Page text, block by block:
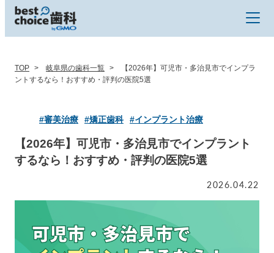
TOP 岐阜県の歯科一覧
【2026年】可児市・多治見市でインプラ
ントするなら！おすすめ・評判の医院5選
#審美治療 #矯正歯科 #インプラント治療
【2026年】可児市・多治見市でインプラント
するなら！おすすめ・評判の医院5選
2026.04.22